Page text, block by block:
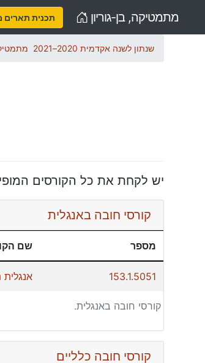
מתמטיקה, בן-גוריון Homeתכנית תארים
שנתון לשנה אקדמית 2020–2021
יש לקחת את כל הקורסים
קורסי חובה באנגלית
קורסי חובה באנגלית.
מספר שם
153.1.5051 אנגלית
קורסי חובה כלליים